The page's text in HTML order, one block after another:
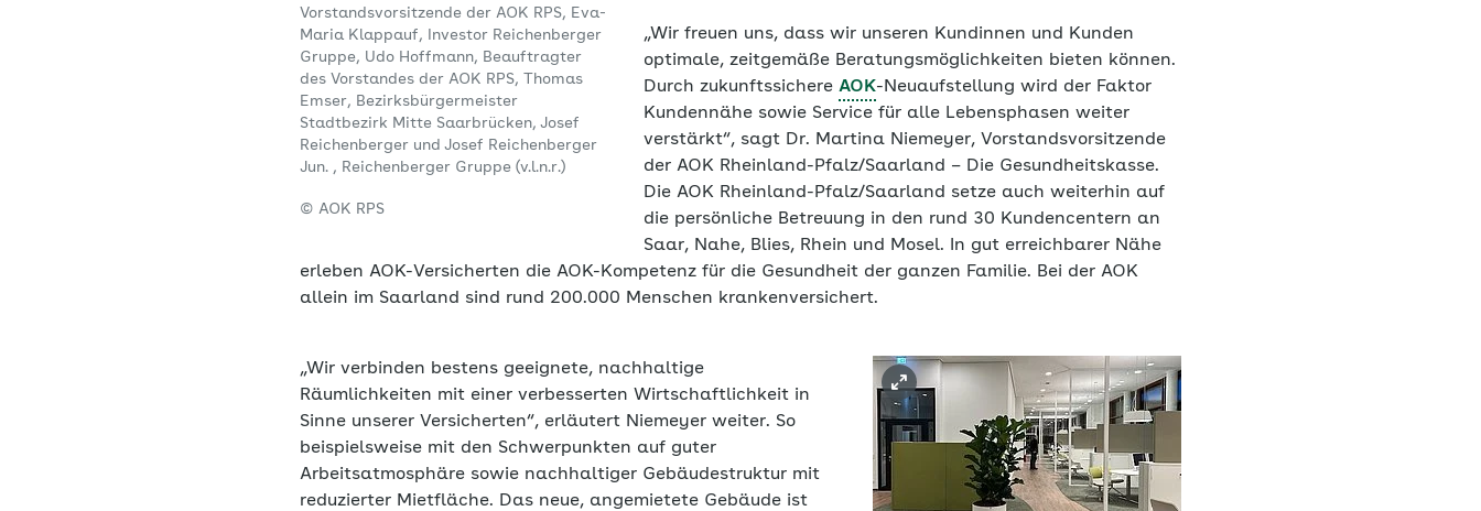
Vorstandsvorsitzende der AOK RPS, Eva-
Maria Klappauf, Investor Reichenberger
Gruppe, Udo Hoffmann, Beauftragter
des Vorstandes der AOK RPS, Thomas
Emser, Bezirksbürgermeister
Stadtbezirk Mitte Saarbrücken, Josef
Reichenberger und Josef Reichenberger
Jun. , Reichenberger Gruppe (v.l.n.r.)
© AOK RPS
„Wir freuen uns, dass wir unseren Kundinnen und Kunden
optimale, zeitgemäße Beratungsmöglichkeiten bieten können.
Durch zukunftssichere AOK-Neuaufstellung wird der Faktor
Kundennähe sowie Service für alle Lebensphasen weiter
verstärkt“, sagt Dr. Martina Niemeyer, Vorstandsvorsitzende
der AOK Rheinland-Pfalz/Saarland – Die Gesundheitskasse.
Die AOK Rheinland-Pfalz/Saarland setze auch weiterhin auf
die persönliche Betreuung in den rund 30 Kundencentern an
Saar, Nahe, Blies, Rhein und Mosel. In gut erreichbarer Nähe
erleben AOK-Versicherten die AOK-Kompetenz für die Gesundheit der ganzen Familie. Bei der AOK
allein im Saarland sind rund 200.000 Menschen krankenversichert.
„Wir verbinden bestens geeignete, nachhaltige
Räumlichkeiten mit einer verbesserten Wirtschaftlichkeit in
Sinne unserer Versicherten“, erläutert Niemeyer weiter. So
beispielsweise mit den Schwerpunkten auf guter
Arbeitsatmosphäre sowie nachhaltiger Gebäudestruktur mit
reduzierter Mietfläche. Das neue, angemietete Gebäude ist